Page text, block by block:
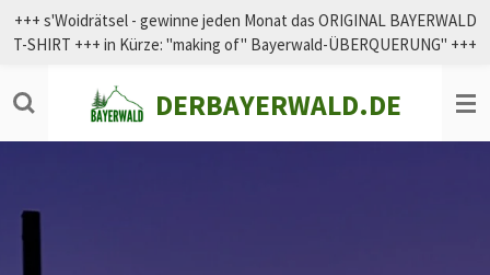
Zum
Hauptinhalt
DERBAYERWALD.DE
+++ s'Woidrätsel - gewinne jeden Monat das ORIGINAL BAYERWALD
T-SHIRT +++ in Kürze: "making of" Bayerwald-ÜBERQUERUNG" +++